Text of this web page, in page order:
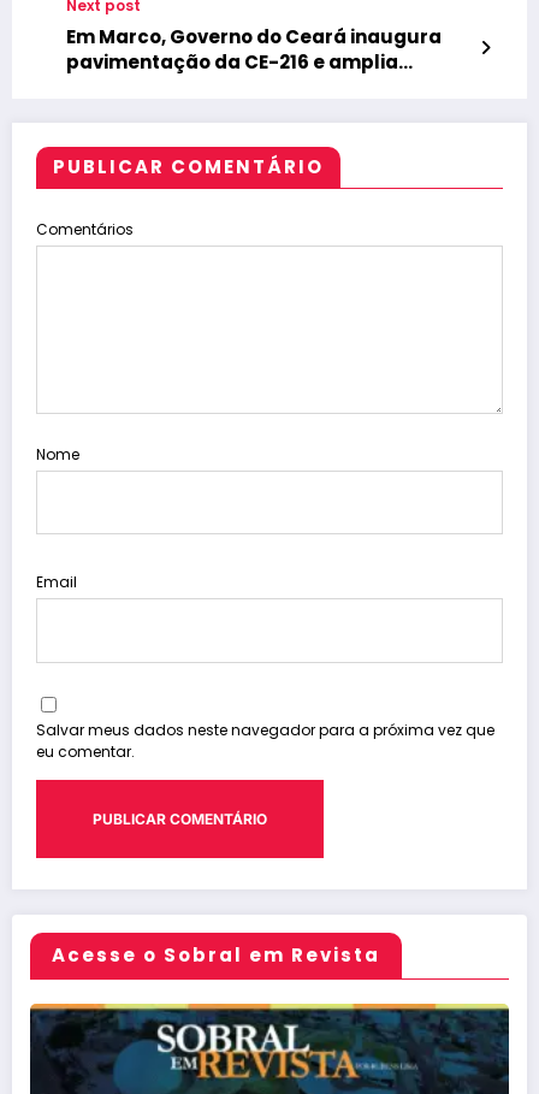
2026
Next post
Em Marco, Governo do Ceará inaugura
pavimentação da CE-216 e amplia
PUBLICAR COMENTÁRIO
Comentários
Nome
Email
Salvar meus dados neste navegador para a próxima vez que
eu comentar.
Acesse o Sobral em Revista